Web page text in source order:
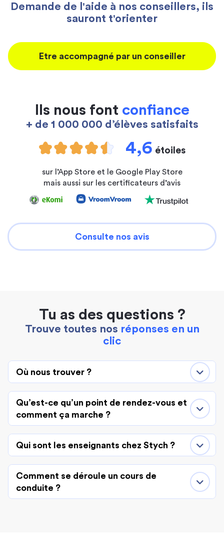
Demande de l'aide à nos conseillers, ils
sauront t'orienter
Etre accompagné par un conseiller
Ils nous font confiance
+ de 1 000 000 d’élèves satisfaits
4,6 étoiles
sur l’App Store et le Google Play Store
mais aussi sur les certificateurs d’avis
Consulte nos avis
Tu as des questions ?
Trouve toutes nos réponses en un
clic
Où nous trouver ?
Qu’est-ce qu’un point de rendez-vous et
comment ça marche ?
Qui sont les enseignants chez Stych ?
Comment se déroule un cours de
conduite ?